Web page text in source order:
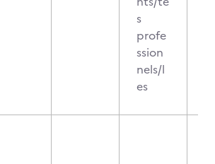
s
profe
ssion
nels/l
es